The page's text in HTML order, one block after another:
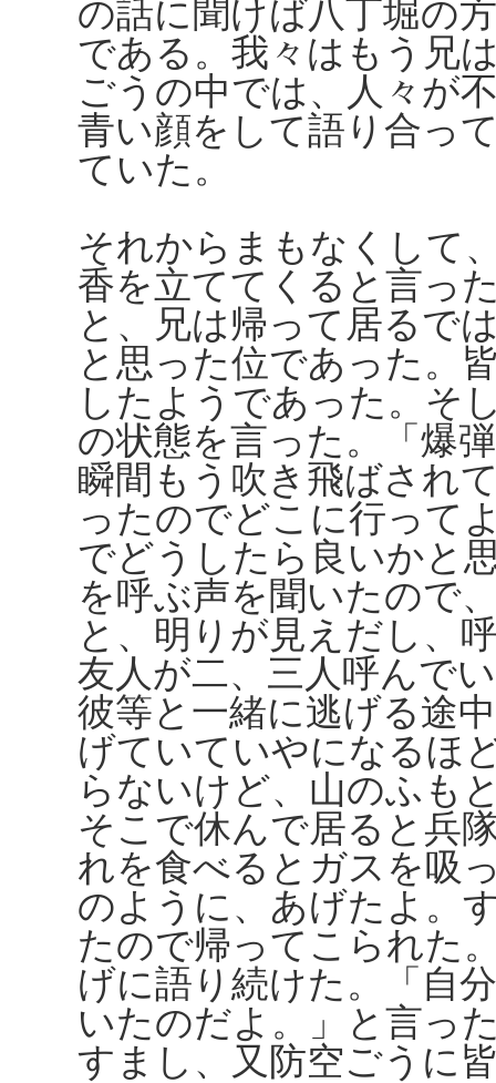
の話に聞けば八丁堀の
である。我々はもう兄
ごうの中では、人々が
青い顔をして語り合っ
ていた。
それからまもなくして
香を立ててくると言っ
と、兄は帰って居るで
と思った位であった。
したようであった。そ
の状態を言った。「爆
瞬間もう吹き飛ばされ
ったのでどこに行って
でどうしたら良いかと
を呼ぶ声を聞いたので
と、明りが見えだし、
友人が二、三人呼んで
彼等と一緒に逃げる途
げていていやになるほ
らないけど、山のふも
そこで休んで居ると兵
れを食べるとガスを吸
のように、あげたよ。
たので帰ってこられた
げに語り続けた。「自
いたのだよ。」と言っ
すまし、又防空ごうに